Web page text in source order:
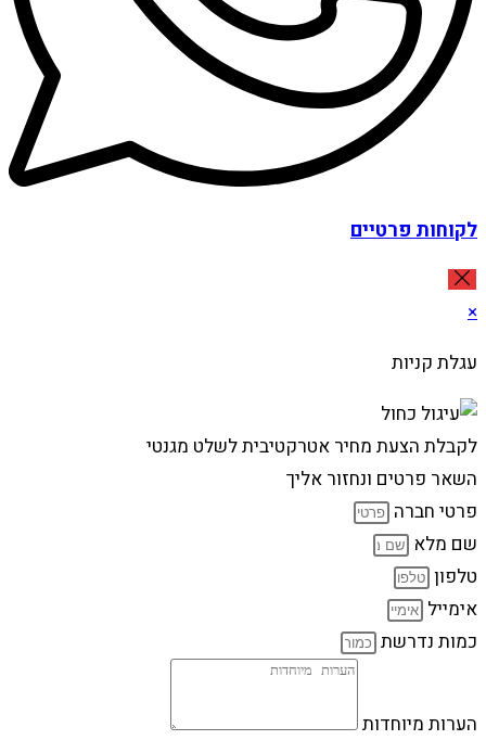
לקוחות פרטיים
×
עגלת קניות
לקבלת הצעת מחיר אטרקטיבית לשלט מגנטי
השאר פרטים ונחזור אליך
פרטי חברה
שם מלא
טלפון
אימייל
כמות נדרשת
הערות מיוחדות